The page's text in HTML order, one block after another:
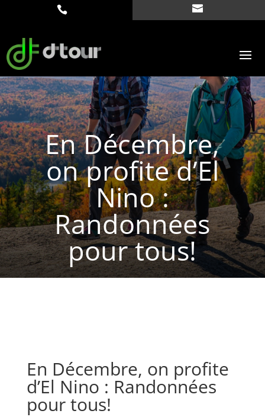
En Décembre,
on profite d’El
Nino :
Randonnées
pour tous!
En Décembre, on profite
d’El Nino : Randonnées
pour tous!